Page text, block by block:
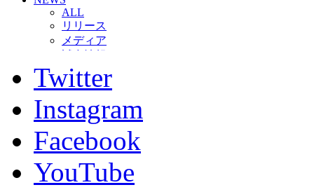
ALL
リリース
メディア
グッズ
ファンコミュニティ
ホームタウン
コラム
その他
TEAM
2026/27トップチーム
2026/27トップチームスタッフ
Twitter
Instagram
Facebook
YouTube